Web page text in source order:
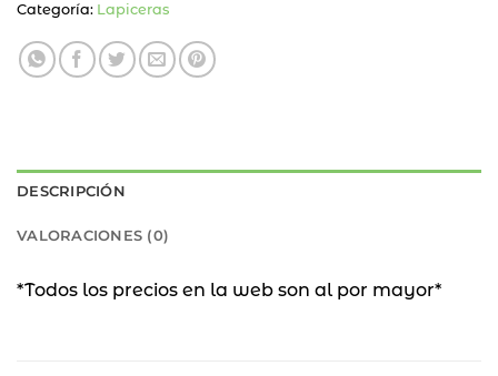
Categoría: Lapiceras
DESCRIPCIÓN
VALORACIONES (0)
*Todos los precios en la web son al por mayor*